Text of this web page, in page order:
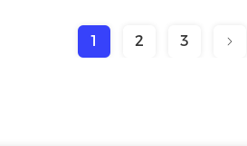
1 2 3